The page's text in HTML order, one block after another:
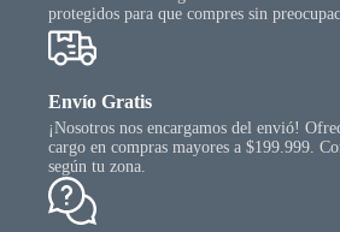
protegidos para que compres sin
Envío Gratis
¡Nosotros nos encargamos del envió!
cargo en compras mayores a $199.999.
según tu zona.